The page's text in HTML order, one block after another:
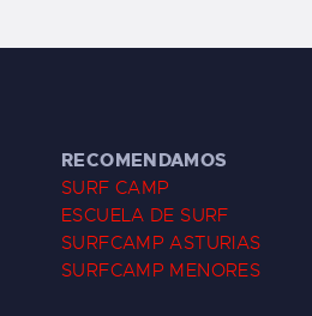
RECOMENDAMOS
SURF CAMP
ESCUELA DE SURF
SURFCAMP ASTURIAS
SURFCAMP MENORES